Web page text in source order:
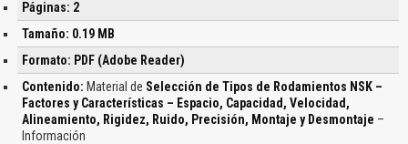
Lubricación en Baño de Aceite, Capacidad de Carga Relativa de Algunos Tipos de
Rodamiento, Velocidad Permisible Relativa de Varios Tipos de Rodamientos,
Desalineamiento Permisible en Rodamientos de Rodillos Esféricos,
Desalineamiento Permisible en Soportes con Rodamiento, Carrera Radial Relativa
del Aro Interior para Varios Tipos de Rodamientos de la Clase de Precisión Más
Alta, Tipos de Rodamientos y Rigidez, Ruido y Par de Varios Tipos de
Rodamientos, Precisión de Funcionamiento y Tipos de Rodamientos, Montaje y
Desmontaje de Varios Tipos de Rodamientos…
Páginas: 2
Tamaño: 0.19 MB
Formato: PDF (Adobe Reader)
Contenido: Material de Selección de Tipos de Rodamientos NSK –
Factores y Características – Espacio, Capacidad, Velocidad,
Alineamiento, Rigidez, Ruido, Precisión, Montaje y Desmontaje –
Información